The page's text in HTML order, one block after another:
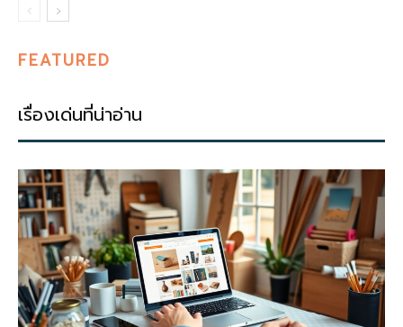
FEATURED
เรื่องเด่นที่น่าอ่าน